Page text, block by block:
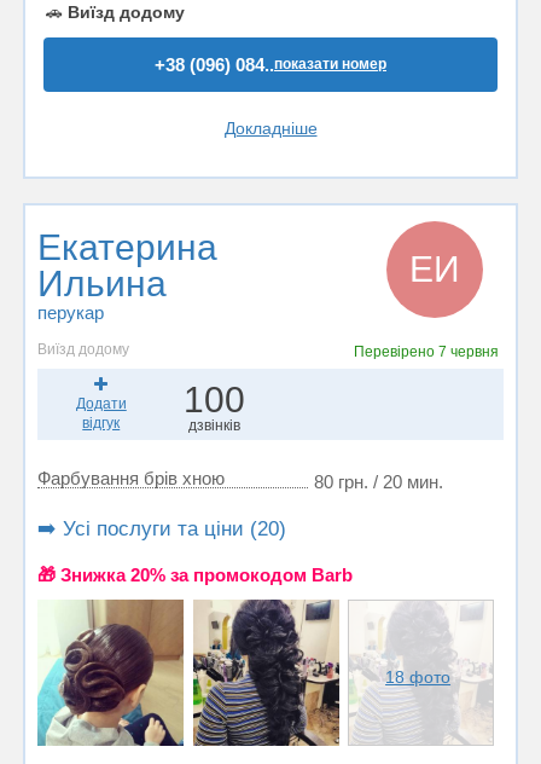
🚗 Виїзд додому
+38 (096) 084..показати номер
Докладніше
Екатерина
Ильина
перукар
ЕИ
Виїзд додому Перевірено 7 червня
Додати
відгук
100
дзвінків
Фарбування брів хною 80 грн. / 20 мин.
➡️ Усі послуги та ціни (20)
🎁 Знижка 20% за промокодом Barb
18 фото